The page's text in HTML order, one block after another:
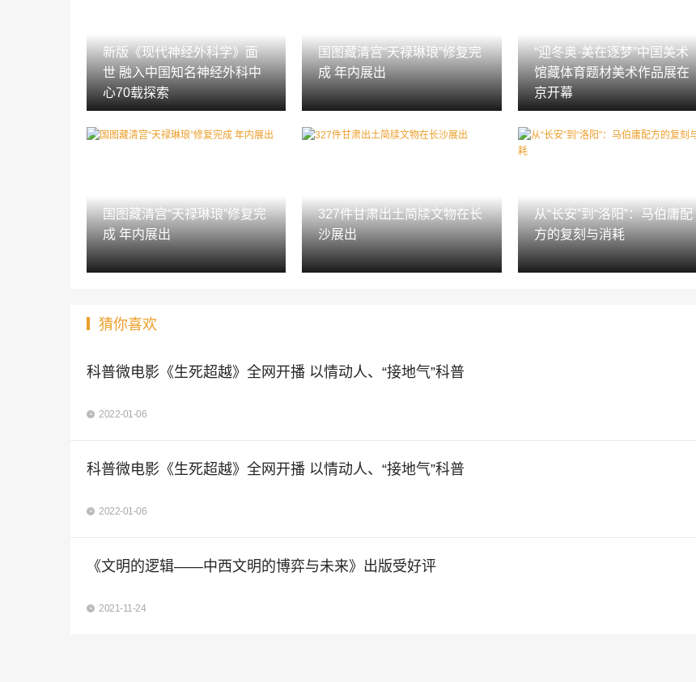
新版《现代神经外科学》面
世 融入中国知名神经外科中
心70载探索
国图藏清宫“天禄琳琅”修复完
成 年内展出
“迎冬奥·美在逐梦”中国美术
馆藏体育题材美术作品展在
京开幕
国图藏清宫“天禄琳琅”修复完
成 年内展出
327件甘肃出土简牍文物在长
沙展出
从“长安”到“洛阳”：马伯庸配
方的复刻与消耗
猜你喜欢
科普微电影《生死超越》全网开播 以情动人、“接地气”科普
2022-01-06
科普微电影《生死超越》全网开播 以情动人、“接地气”科普
2022-01-06
《文明的逻辑——中西文明的博弈与未来》出版受好评
2021-11-24